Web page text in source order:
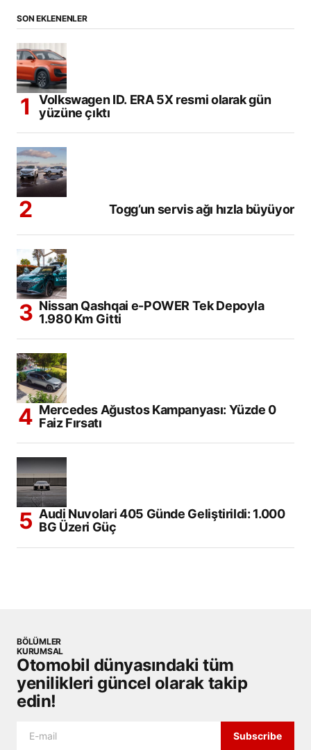
SON EKLENENLER
Volkswagen ID. ERA 5X resmi olarak gün
yüzüne çıktı
Togg’un servis ağı hızla büyüyor
Nissan Qashqai e-POWER Tek Depoyla
1.980 Km Gitti
Mercedes Ağustos Kampanyası: Yüzde 0
Faiz Fırsatı
Audi Nuvolari 405 Günde Geliştirildi: 1.000
BG Üzeri Güç
BÖLÜMLER
KURUMSAL
Otomobil dünyasındaki tüm
yenilikleri güncel olarak takip
edin!
Subscribe